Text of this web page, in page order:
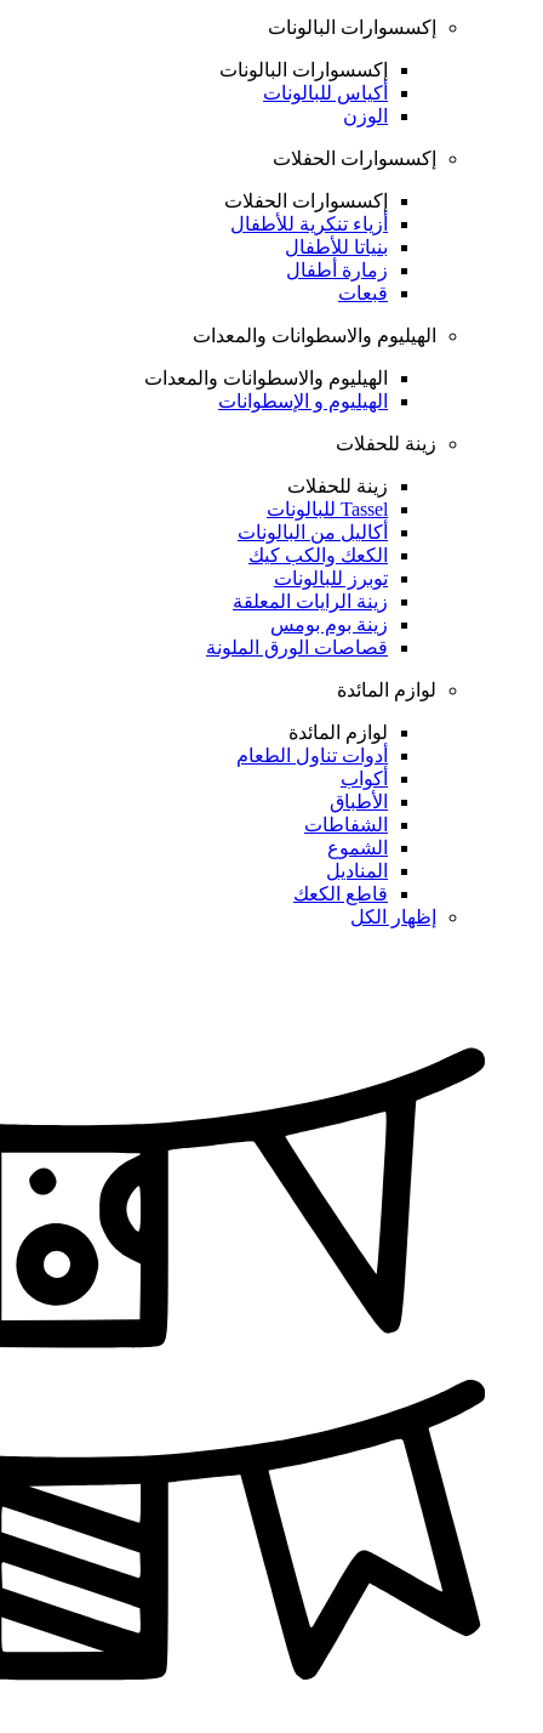
إكسسوارات البالونات
إكسسوارات البالونات
أكياس للبالونات
الوزن
إكسسوارات الحفلات
إكسسوارات الحفلات
أزياء تنكرية للأطفال
بنياتا للأطفال
زمارة أطفال
قبعات
الهيليوم والاسطوانات والمعدات
الهيليوم والاسطوانات والمعدات
الهيليوم و الإسطوانات
زينة للحفلات
زينة للحفلات
Tassel للبالونات
أكاليل من البالونات
الكعك والكب كيك
توبرز للبالونات
زينة الرايات المعلقة
زينة بوم بومس
قصاصات الورق الملونة
لوازم المائدة
لوازم المائدة
أدوات تناول الطعام
أكواب
الأطباق
الشفاطات
الشموع
المناديل
قاطع الكعك
إظهار الكل